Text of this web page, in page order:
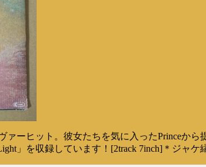
ァーヒット。彼女たちを気に入ったPrinceか
」を収録しています！[2track 7inch]＊ジャケ